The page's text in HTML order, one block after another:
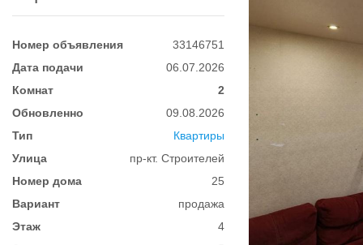
Номер объявления
33146751
Дата подачи
06.07.2026
Комнат
2
Обновленно
09.08.2026
Тип
Квартиры
Улица
пр-кт. Строителей
Номер дома
25
Вариант
продажа
Этаж
4